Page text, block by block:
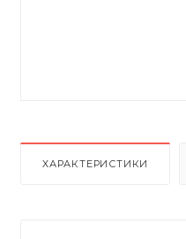
ХАРАКТЕРИСТИКИ